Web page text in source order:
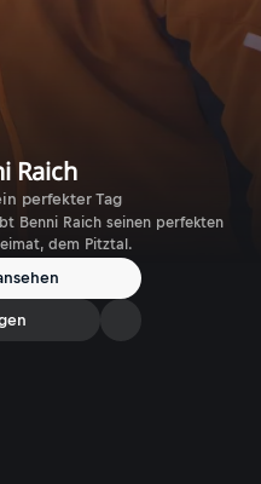
Raich
perfekter Tag
Benni Raich seinen perfekten
dem Pitztal.